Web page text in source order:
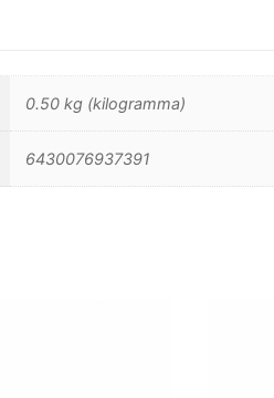
0.50 kg (kilogramma)
6430076937391